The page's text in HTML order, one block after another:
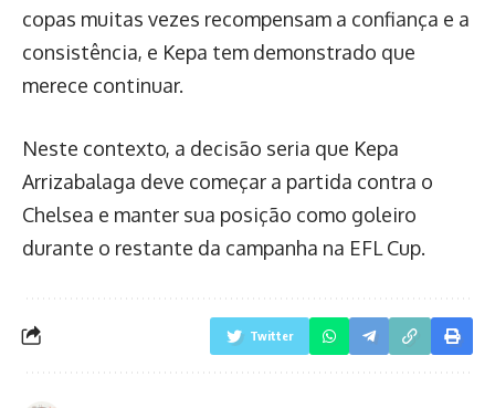
copas muitas vezes recompensam a confiança e a
consistência, e Kepa tem demonstrado que
merece continuar.
Neste contexto, a decisão seria que Kepa
Arrizabalaga deve começar a partida contra o
Chelsea e manter sua posição como goleiro
durante o restante da campanha na EFL Cup.
Twitter